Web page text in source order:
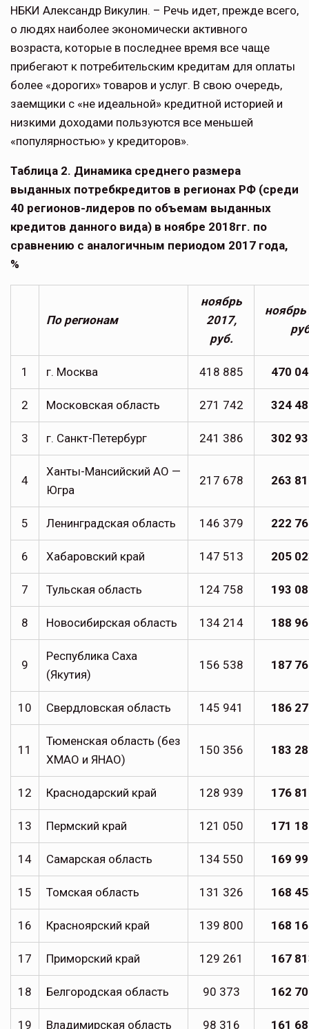
НБКИ Александр Викулин. – Речь идет, прежде всего,
о людях наиболее экономически активного
возраста, которые в последнее время все чаще
прибегают к потребительским кредитам для оплаты
более «дорогих» товаров и услуг. В свою очередь,
заемщики с «не идеальной» кредитной историей и
низкими доходами пользуются все меньшей
«популярностью» у кредиторов».
Таблица 2. Динамика среднего размера
выданных потребкредитов в регионах РФ (среди
40 регионов-лидеров по объемам выданных
кредитов данного вида) в ноябре 2018гг. по
сравнению с аналогичным периодом 2017 года,
%
По регионам
ноябрь
2017,
руб.
ноябрь
1 г. Москва 418 885 470
2 Московская область 271 742 324
3 г. Санкт-Петербург 241 386 302
4
Ханты-Мансийский АО —
Югра
217 678 263
5 Ленинградская область 146 379 222
6 Хабаровский край 147 513 205
7 Тульская область 124 758 193
8 Новосибирская область 134 214 188
9
Республика Саха
(Якутия)
156 538 187
10 Свердловская область 145 941 186
11
Тюменская область (без
ХМАО и ЯНАО)
150 356 183
12 Краснодарский край 128 939 176
13 Пермский край 121 050 171
14 Самарская область 134 550 169
15 Томская область 131 326 168
16 Красноярский край 139 800 168
17 Приморский край 129 261 167
18 Белгородская область 90 373 162
19 Владимирская область 98 316 161